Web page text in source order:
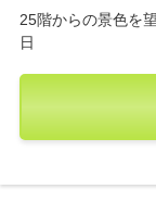
25階からの景色を
日